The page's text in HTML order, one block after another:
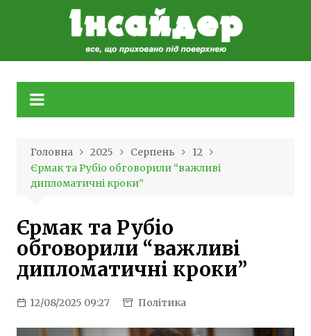
Головна 2025 Серпень
12
Єрмак та Рубіо обговорили “важливі
дипломатичні кроки”
Єрмак та Рубіо
обговорили “важливі
дипломатичні кроки”
12/08/2025 09:27 Політика